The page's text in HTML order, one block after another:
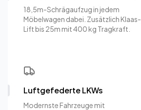
18,5m-Schrägaufzug in jedem
Möbelwagen dabei. Zusätzlich Klaas-
Lift bis 25m mit 400 kg Tragkraft.
Luftgefederte LKWs
Modernste Fahrzeuge mit